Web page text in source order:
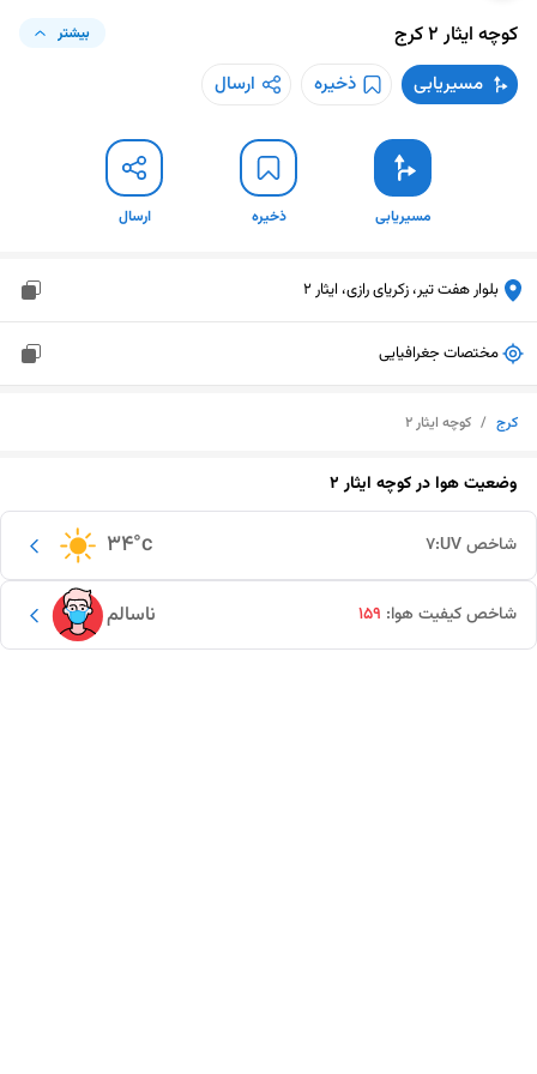
کوچه ایثار ۲ کرج بیشتر
مسیریابی ذخیره ارسال
مسیریابی ذخیره ارسال
بلوار هفت تیر، زکریای رازی، ایثار 2
مختصات جغرافیایی
کرج / کوچه ایثار ۲
وضعیت هوا درکوچه ایثار ۲
34°c شاخص UV: 7
ناسالم شاخص کیفیت هوا: 159